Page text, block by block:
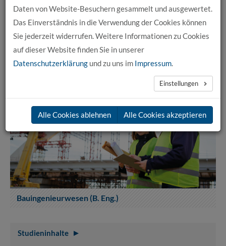
Startseite Für Bewerber
Unsere Studiengänge
Bauingenieurwesen DUAL
Bauingenieurwesen (B. Eng.)
Studieninhalte
Daten von Website-Besuchern gesammelt und ausgewertet.
Das Einverständnis in die Verwendung der Cookies können
Sie jederzeit widerrufen. Weitere Informationen zu Cookies
auf dieser Website finden Sie in unserer
Datenschutzerklärung und zu uns im Impressum.
Einstellungen
Alle Cookies ablehnen Alle Cookies akzeptieren